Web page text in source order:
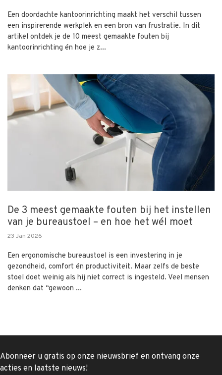
Een doordachte kantoorinrichting maakt het verschil tussen
een inspirerende werkplek en een bron van frustratie. In dit
artikel ontdek je de 10 meest gemaakte fouten bij
kantoorinrichting én hoe je z...
De 3 meest gemaakte fouten bij het instellen
van je bureaustoel – en hoe het wél moet
23 Jan 2026
Een ergonomische bureaustoel is een investering in je
gezondheid, comfort én productiviteit. Maar zelfs de beste
stoel doet weinig als hij niet correct is ingesteld. Veel mensen
denken dat “gewoon ...
Abonneer u gratis op onze nieuwsbrief en ontvang onze
acties en laatste nieuws!